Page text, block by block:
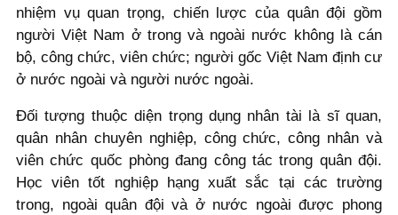
nhiệm vụ quan trọng, chiến lược của quân đội gồm
người Việt Nam ở trong và ngoài nước không là cán
bộ, công chức, viên chức; người gốc Việt Nam định cư
ở nước ngoài và người nước ngoài.
Đối tượng thuộc diện trọng dụng nhân tài là sĩ quan,
quân nhân chuyên nghiệp, công chức, công nhân và
viên chức quốc phòng đang công tác trong quân đội.
Học viên tốt nghiệp hạng xuất sắc tại các trường
trong, ngoài quân đội và ở nước ngoài được phong